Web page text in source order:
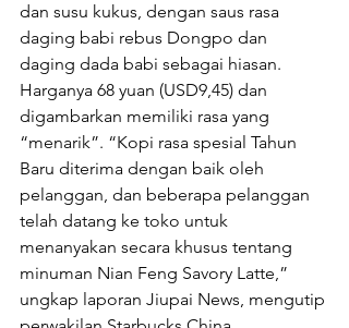
dan susu kukus, dengan saus rasa
daging babi rebus Dongpo dan
daging dada babi sebagai hiasan.
Harganya 68 yuan (USD9,45) dan
digambarkan memiliki rasa yang
“menarik”. “Kopi rasa spesial Tahun
Baru diterima dengan baik oleh
pelanggan, dan beberapa pelanggan
telah datang ke toko untuk
menanyakan secara khusus tentang
minuman Nian Feng Savory Latte,”
ungkap laporan Jiupai News, mengutip